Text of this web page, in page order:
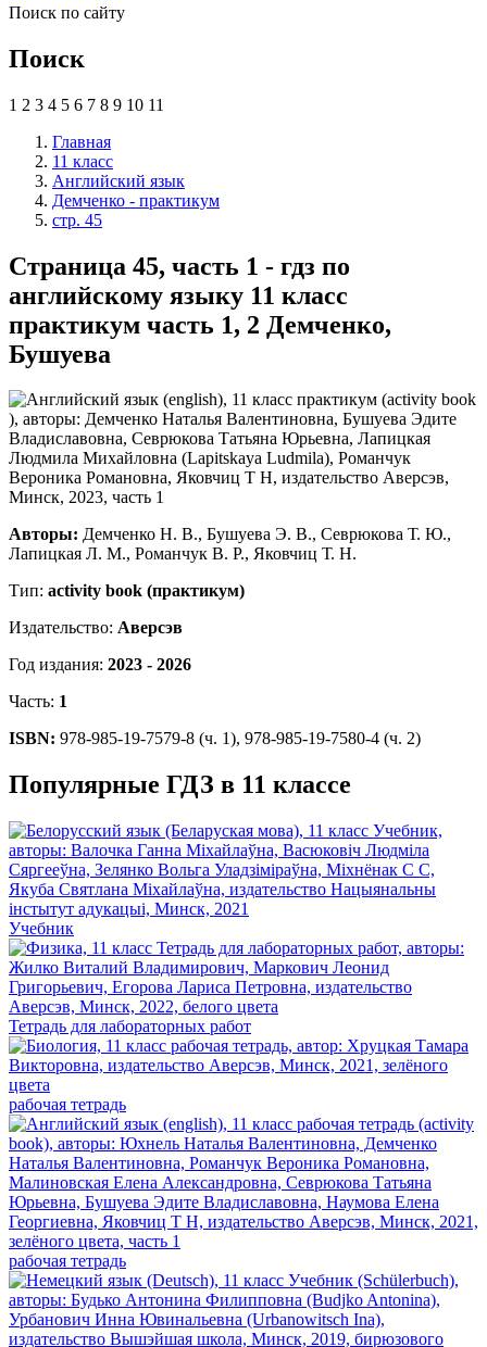
Поиск по сайту
Поиск
1 2 3 4 5 6 7 8 9 10 11
Главная
11 класс
Английский язык
Демченко - практикум
стр. 45
Страница 45, часть 1 - гдз по
английскому языку 11 класс
практикум часть 1, 2 Демченко,
Бушуева
Авторы: Демченко Н. В., Бушуева Э. В., Севрюкова Т. Ю.,
Лапицкая Л. М., Романчук В. Р., Яковчиц Т. Н.
Тип: activity book (практикум)
Издательство: Аверсэв
Год издания: 2023 - 2026
Часть: 1
ISBN: 978-985-19-7579-8 (ч. 1), 978-985-19-7580-4 (ч. 2)
Популярные ГДЗ в 11 классе
Учебник
Тетрадь для лабораторных работ
рабочая тетрадь
рабочая тетрадь